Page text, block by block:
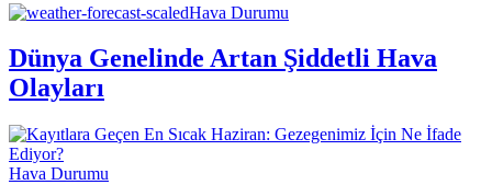
Hava Durumu
Dünya Genelinde Artan Şiddetli Hava
Olayları
Hava Durumu